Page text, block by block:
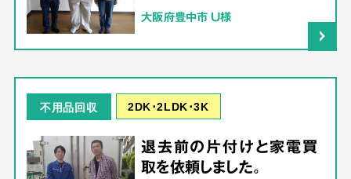
大阪府豊中市 U様
不用品回収 2DK･2LDK･3K
退去前の片付けと家電買
取を依頼しました。